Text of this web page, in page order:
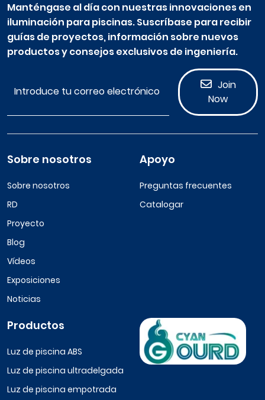
Manténgase al día con nuestras innovaciones en
iluminación para piscinas. Suscríbase para recibir
guías de proyectos, información sobre nuevos
productos y consejos exclusivos de ingeniería.
Join
Now
Sobre nosotros
Sobre nosotros
RD
Proyecto
Blog
Vídeos
Exposiciones
Noticias
Apoyo
Preguntas frecuentes
Catalogar
Productos
Luz de piscina ABS
Luz de piscina ultradelgada
Luz de piscina empotrada